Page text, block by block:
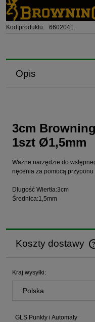
Kod produktu: 6602041
Opis
3cm
1szt Ø1,5mm
Ważne narzędzie do
nęcenia za pomocą przyponu
Długość Wiertła:3cm
Średnica:1,5mm
Koszty dostawy
Cena nie zawiera
Kraj wysyłki:
GLS Punkty i Automaty